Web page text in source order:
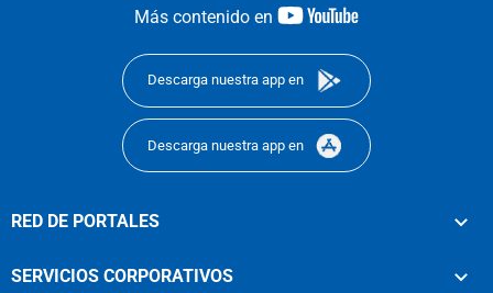
Más contenido en
youtube-
Descarga nuestra app en
Descarga nuestra app en
RED DE PORTALES
SERVICIOS CORPORATIVOS